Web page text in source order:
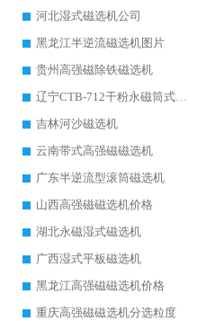
河北湿式磁选机公司
黑龙江半逆流磁选机图片
贵州高强磁除铁磁选机
辽宁CTB-712干粉永磁筒式磁选机
吉林河沙磁选机
云南带式高强磁磁选机
广东半逆流型滚筒磁选机
山西高强磁磁选机价格
湖北永磁湿式磁选机
广西湿式平板磁选机
黑龙江高强磁磁选机价格
重庆高强磁磁选机分选粒度